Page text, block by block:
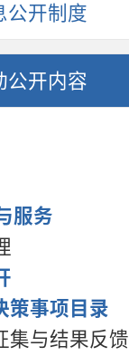
公开制度
公开内容
服务
策事项目录
集与结果反馈